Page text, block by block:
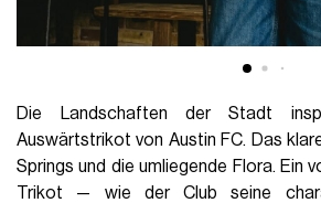
Die Landschaften der Stadt
Auswärtstrikot von Austin FC. Das
Springs und die umliegende Flora. Ein
Trikot — wie der Club seine